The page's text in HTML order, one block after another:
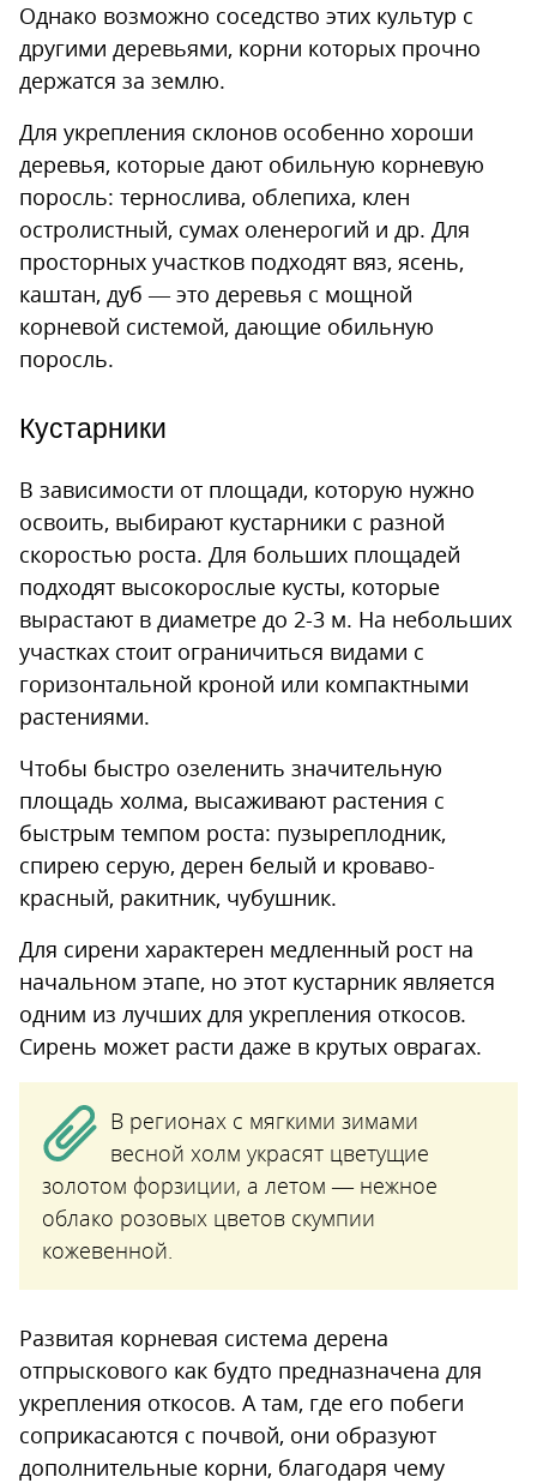
Однако возможно соседство этих культур с
другими деревьями, корни которых прочно
держатся за землю.
Для укрепления склонов особенно хороши
деревья, которые дают обильную корневую
поросль: тернослива, облепиха, клен
остролистный, сумах оленерогий и др. Для
просторных участков подходят вяз, ясень,
каштан, дуб — это деревья с мощной
корневой системой, дающие обильную
поросль.
Кустарники
В зависимости от площади, которую нужно
освоить, выбирают кустарники с разной
скоростью роста. Для больших площадей
подходят высокорослые кусты, которые
вырастают в диаметре до 2-3 м. На небольших
участках стоит ограничиться видами с
горизонтальной кроной или компактными
растениями.
Чтобы быстро озеленить значительную
площадь холма, высаживают растения с
быстрым темпом роста: пузыреплодник,
спирею серую, дерен белый и кроваво-
красный, ракитник, чубушник.
Для сирени характерен медленный рост на
начальном этапе, но этот кустарник является
одним из лучших для укрепления откосов.
Сирень может расти даже в крутых оврагах.
В регионах с мягкими зимами
весной холм украсят цветущие
золотом форзиции, а летом — нежное
облако розовых цветов скумпии
кожевенной.
Развитая корневая система дерена
отпрыскового как будто предназначена для
укрепления откосов. А там, где его побеги
соприкасаются с почвой, они образуют
дополнительные корни, благодаря чему